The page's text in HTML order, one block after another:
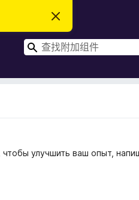
忽
此
通
知
搜
улучшить ваш опыт,